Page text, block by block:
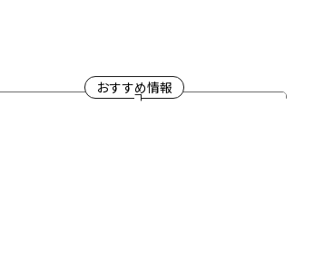
おすすめ情報